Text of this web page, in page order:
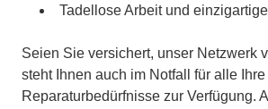
Tadellose Arbeit und
Seien Sie versichert, unser Netzwerk
steht Ihnen auch im Notfall für alle
Reparaturbedürfnisse zur Verfügung.